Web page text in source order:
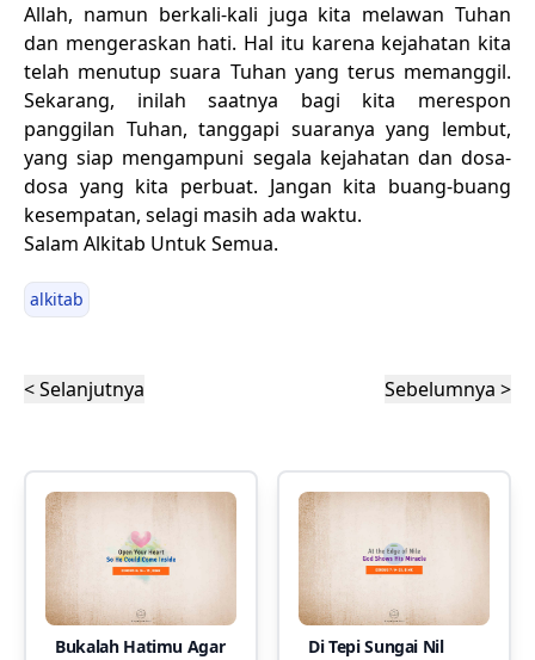
Allah, namun berkali-kali juga kita melawan Tuhan
dan mengeraskan hati. Hal itu karena kejahatan kita
telah menutup suara Tuhan yang terus memanggil.
Sekarang, inilah saatnya bagi kita merespon
panggilan Tuhan, tanggapi suaranya yang lembut,
yang siap mengampuni segala kejahatan dan dosa-
dosa yang kita perbuat. Jangan kita buang-buang
kesempatan, selagi masih ada waktu.
Salam Alkitab Untuk Semua.
alkitab
< Selanjutnya Sebelumnya >
Bukalah Hatimu Agar
Di Tepi Sungai Nil